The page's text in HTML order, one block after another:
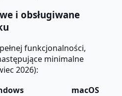
i obsługiwane
funkcjonalności,
minimalne
2026):
macOS